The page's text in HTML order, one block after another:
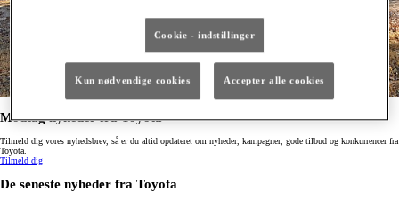
Modtag nyheder fra Toyota
Tilmeld dig vores nyhedsbrev, så er du altid opdateret om nyheder, kampagner, gode tilbud og konkurrencer fra
Toyota.
Tilmeld dig
De seneste nyheder fra Toyota
Cookie - indstillinger
Kun nødvendige cookies Accepter alle cookies